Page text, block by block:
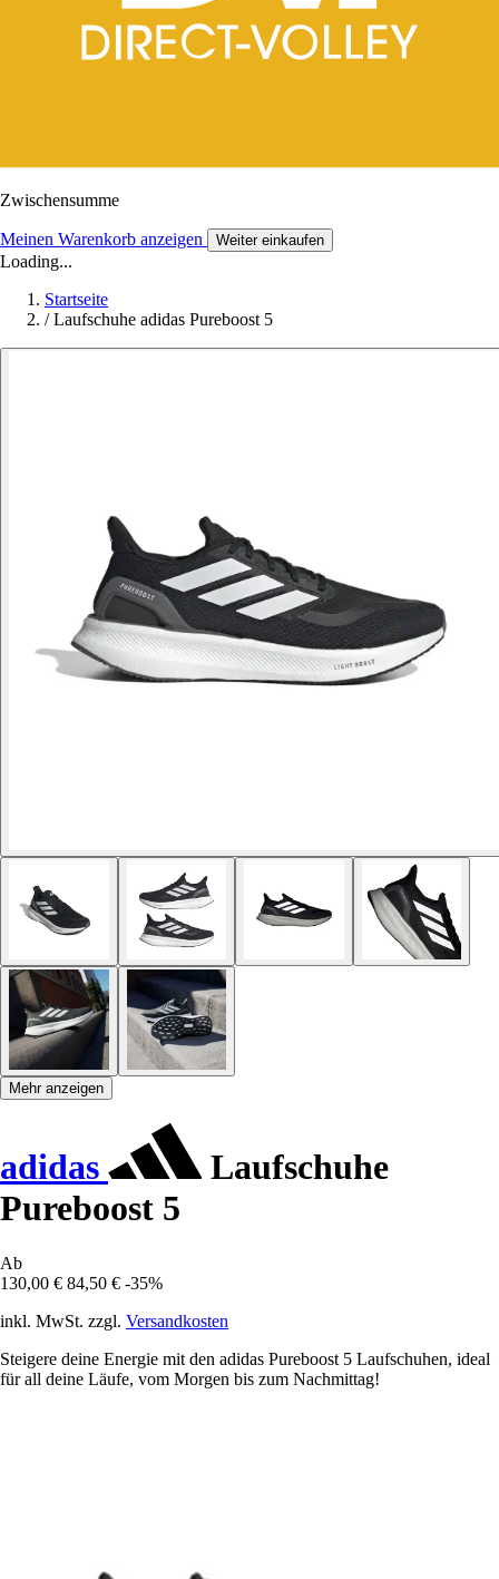
Zwischensumme
Meinen Warenkorb anzeigen Weiter einkaufen
Loading...
Startseite
/ Laufschuhe adidas Pureboost 5
Mehr anzeigen
adidas
Laufschuhe
Pureboost 5
Ab
130,00 € 84,50 € -35%
inkl. MwSt. zzgl. Versandkosten
Steigere deine Energie mit den adidas Pureboost 5 Laufschuhen, ideal
für all deine Läufe, vom Morgen bis zum Nachmittag!